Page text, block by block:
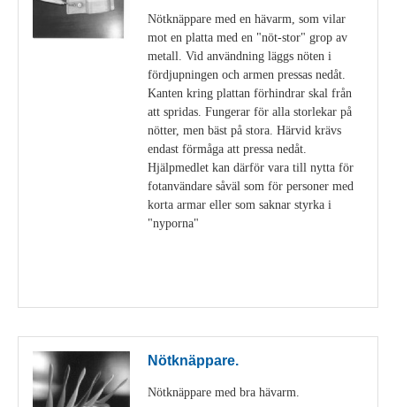
Nötknäppare med en hävarm, som vilar
mot en platta med en "nöt-stor" grop av
metall. Vid användning läggs nöten i
fördjupningen och armen pressas nedåt.
Kanten kring plattan förhindrar skal från
att spridas. Fungerar för alla storlekar på
nötter, men bäst på stora. Härvid krävs
endast förmåga att pressa nedåt.
Hjälpmedlet kan därför vara till nytta för
fotanvändare såväl som för personer med
korta armar eller som saknar styrka i
"nyporna"
Nötknäppare.
Nötknäppare med bra hävarm.